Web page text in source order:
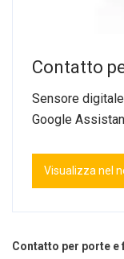
Contatto
Sensore
Google
Visualizza nel
Contatto per porte